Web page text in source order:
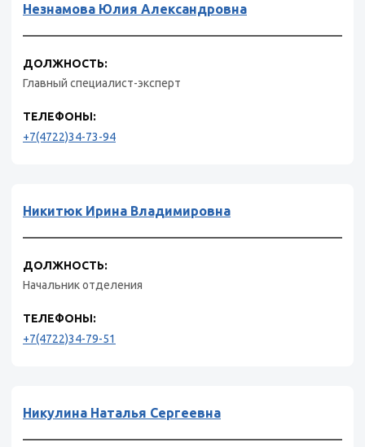
Незнамова Юлия Александровна
ДОЛЖНОСТЬ:
Главный специалист-эксперт
ТЕЛЕФОНЫ:
+7(4722)34-73-94
Никитюк Ирина Владимировна
ДОЛЖНОСТЬ:
Начальник отделения
ТЕЛЕФОНЫ:
+7(4722)34-79-51
Никулина Наталья Сергеевна